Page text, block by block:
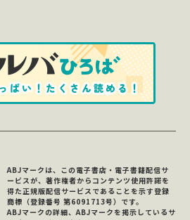
ABJマークは、この電子書店・電子書籍配信サ
ービスが、著作権者からコンテンツ使用許諾を
得た正規版配信サービスであることを示す登録
商標（登録番号 第6091713号）です。
ABJマークの詳細、ABJマークを掲示しているサ